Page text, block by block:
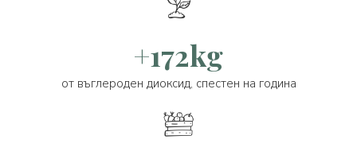
+172kg
от въглероден диоксид, спестен на година